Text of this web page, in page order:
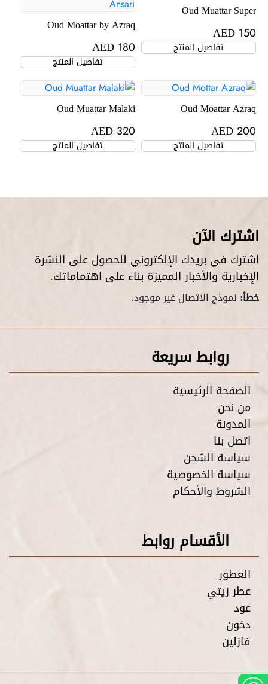
Oud Muattar Super
AED 150
تفاصيل المنتج
Oud Moattar by Azraq
Ansari
AED 180
تفاصيل المنتج
Oud Moattar Azraq
AED 200
تفاصيل المنتج
Oud Muattar Malaki
AED 320
تفاصيل المنتج
اشترك الآن
اشترك في بريدك الإلكتروني للحصول على النشرة
الإخبارية والأخبار المميزة بناء على اهتماماتك.
خطأ: نموذج الاتصال غير موجود.
روابط سريعة
الصفحة الرئيسية
من نحن
المدونة
اتصل بنا
سياسة الشحن
سياسة الخصوصية
الشروط والأحكام
الأقسام روابط
العطور
عطر زيتي
عود
دخون
فازلين